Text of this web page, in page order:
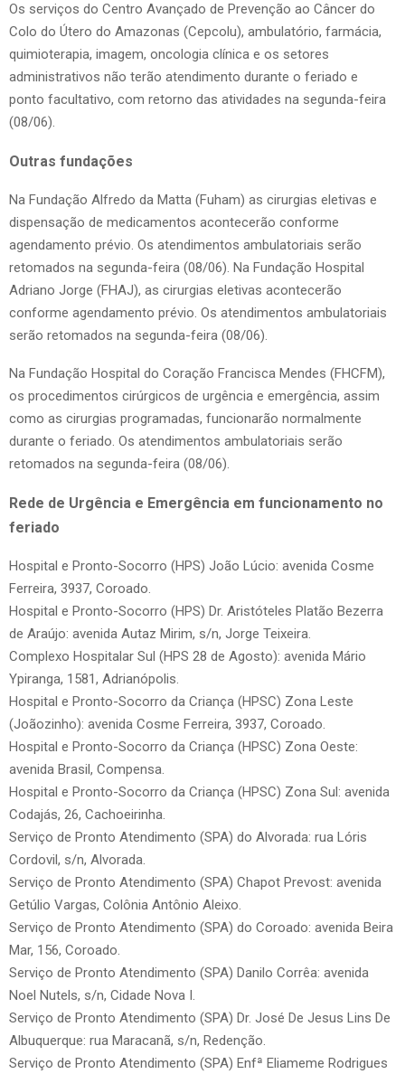
Os serviços do Centro Avançado de Prevenção ao Câncer do
Colo do Útero do Amazonas (Cepcolu), ambulatório, farmácia,
quimioterapia, imagem, oncologia clínica e os setores
administrativos não terão atendimento durante o feriado e
ponto facultativo, com retorno das atividades na segunda-feira
(08/06).
Outras fundações
Na Fundação Alfredo da Matta (Fuham) as cirurgias eletivas e
dispensação de medicamentos acontecerão conforme
agendamento prévio. Os atendimentos ambulatoriais serão
retomados na segunda-feira (08/06). Na Fundação Hospital
Adriano Jorge (FHAJ), as cirurgias eletivas acontecerão
conforme agendamento prévio. Os atendimentos ambulatoriais
serão retomados na segunda-feira (08/06).
Na Fundação Hospital do Coração Francisca Mendes (FHCFM),
os procedimentos cirúrgicos de urgência e emergência, assim
como as cirurgias programadas, funcionarão normalmente
durante o feriado. Os atendimentos ambulatoriais serão
retomados na segunda-feira (08/06).
Rede de Urgência e Emergência em funcionamento no
feriado
Hospital e Pronto-Socorro (HPS) João Lúcio: avenida Cosme
Ferreira, 3937, Coroado.
Hospital e Pronto-Socorro (HPS) Dr. Aristóteles Platão Bezerra
de Araújo: avenida Autaz Mirim, s/n, Jorge Teixeira.
Complexo Hospitalar Sul (HPS 28 de Agosto): avenida Mário
Ypiranga, 1581, Adrianópolis.
Hospital e Pronto-Socorro da Criança (HPSC) Zona Leste
(Joãozinho): avenida Cosme Ferreira, 3937, Coroado.
Hospital e Pronto-Socorro da Criança (HPSC) Zona Oeste:
avenida Brasil, Compensa.
Hospital e Pronto-Socorro da Criança (HPSC) Zona Sul: avenida
Codajás, 26, Cachoeirinha.
Serviço de Pronto Atendimento (SPA) do Alvorada: rua Lóris
Cordovil, s/n, Alvorada.
Serviço de Pronto Atendimento (SPA) Chapot Prevost: avenida
Getúlio Vargas, Colônia Antônio Aleixo.
Serviço de Pronto Atendimento (SPA) do Coroado: avenida Beira
Mar, 156, Coroado.
Serviço de Pronto Atendimento (SPA) Danilo Corrêa: avenida
Noel Nutels, s/n, Cidade Nova I.
Serviço de Pronto Atendimento (SPA) Dr. José De Jesus Lins De
Albuquerque: rua Maracanã, s/n, Redenção.
Serviço de Pronto Atendimento (SPA) Enfª Eliameme Rodrigues